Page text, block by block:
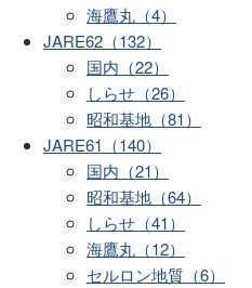
海鷹丸（4）
JARE62（132）
国内（22）
しらせ（26）
昭和基地（81）
JARE61（140）
国内（21）
昭和基地（64）
しらせ（41）
海鷹丸（12）
セルロン地質（6）